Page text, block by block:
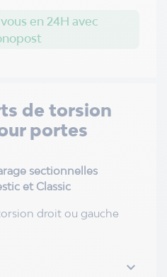
de torsion
portes
sectionnelles
et Classic
droit ou gauche

en 24H avec